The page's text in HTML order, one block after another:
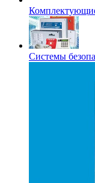
Системы